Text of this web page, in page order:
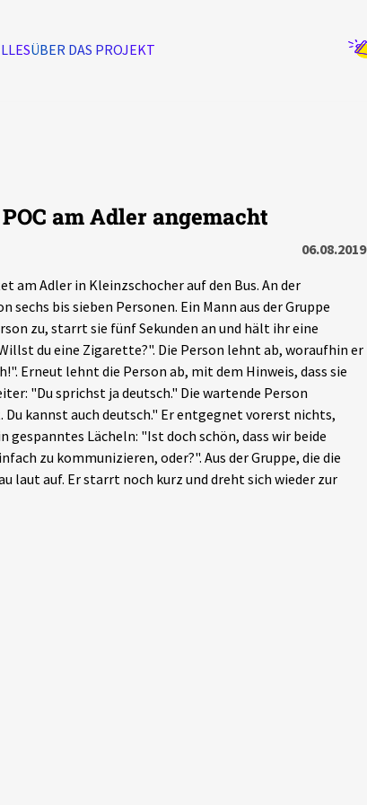
ÜBER DAS PROJEKT
am Adler angemacht
06.08.2019
am Adler in Kleinzschocher auf den Bus. An der
bis sieben Personen. Ein Mann aus der Gruppe
zu, starrt sie fünf Sekunden an und hält ihr eine
du eine Zigarette?". Die Person lehnt ab, woraufhin er
Erneut lehnt die Person ab, mit dem Hinweis, dass sie
"Du sprichst ja deutsch." Die wartende Person
kannst auch deutsch." Er entgegnet vorerst nichts,
Lächeln: "Ist doch schön, dass wir beide
zu kommunizieren, oder?". Aus der Gruppe, die die
laut auf. Er starrt noch kurz und dreht sich wieder zur
Statistik